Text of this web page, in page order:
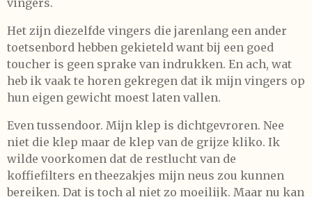
vingers.
Het zijn diezelfde vingers die jarenlang een ander
toetsenbord hebben gekieteld want bij een goed
toucher is geen sprake van indrukken. En ach, wat
heb ik vaak te horen gekregen dat ik mijn vingers op
hun eigen gewicht moest laten vallen.
Even tussendoor. Mijn klep is dichtgevroren. Nee
niet die klep maar de klep van de grijze kliko. Ik
wilde voorkomen dat de restlucht van de
koffiefilters en theezakjes mijn neus zou kunnen
bereiken. Dat is toch al niet zo moeilijk. Maar nu kan